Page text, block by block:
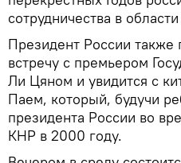
сотрудничества в
Президент России также
встречу с премьером
Ли Цяном и увидится с
Паем, который, будучи
президента России во
КНР в 2000 году.